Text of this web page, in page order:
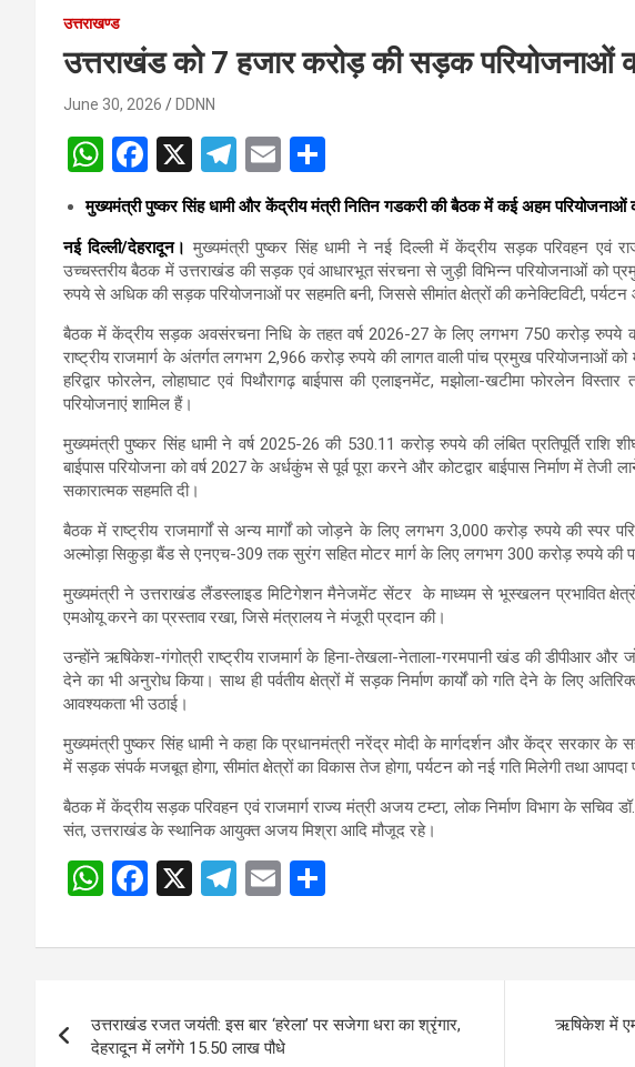
उत्तराखण्ड
उत्तराखंड को 7 हजार करोड़ की सड़क परियोजनाओं
June 30, 2026 DDNN
W
h
at
s
A
p
p
F
ce
b
o
o
k
X
T
el
e
gr
a
m
E
m
ail
h
ar
e
मुख्यमंत्री पुष्कर सिंह धामी और केंद्रीय मंत्री नितिन गडकरी की बैठक में कई अहम परियोजनाओं
नई दिल्ली/देहरादून।मुख्यमंत्री पुष्कर सिंह धामी ने नई दिल्ली में केंद्रीय सड़क परिवहन एवं
उच्चस्तरीय बैठक में उत्तराखंड की सड़क एवं आधारभूत संरचना से जुड़ी विभिन्न परियोजनाओं को
रुपये से अधिक की सड़क परियोजनाओं पर सहमति बनी, जिससे सीमांत क्षेत्रों की कनेक्टिविटी,
बैठक में केंद्रीय सड़क अवसंरचना निधि के तहत वर्ष 2026-27 के लिए लगभग 750 करोड़ रुपये की
राष्ट्रीय राजमार्ग के अंतर्गत लगभग 2,966 करोड़ रुपये की लागत वाली पांच प्रमुख परियोजनाओं
हरिद्वार फोरलेन, लोहाघाट एवं पिथौरागढ़ बाईपास की एलाइनमेंट, मझोला-खटीमा फोरलेन
परियोजनाएं शामिल हैं।
मुख्यमंत्री पुष्कर सिंह धामी ने वर्ष 2025-26 की 530.11 करोड़ रुपये की लंबित प्रतिपूर्ति राशि
बाईपास परियोजना को वर्ष 2027 के अर्धकुंभ से पूर्व पूरा करने और कोटद्वार बाईपास निर्माण में
सकारात्मक सहमति दी।
बैठक में राष्ट्रीय राजमार्गों से अन्य मार्गों को जोड़ने के लिए लगभग 3,000 करोड़ रुपये की स्पर
अल्मोड़ा सिकुड़ा बैंड से एनएच-309 तक सुरंग सहित मोटर मार्ग के लिए लगभग 300 करोड़ रुपये की
मुख्यमंत्री ने उत्तराखंड लैंडस्लाइड मिटिगेशन मैनेजमेंट सेंटर के माध्यम से भूस्खलन प्रभावित
एमओयू करने का प्रस्ताव रखा, जिसे मंत्रालय ने मंजूरी प्रदान की।
उन्होंने ऋषिकेश-गंगोत्री राष्ट्रीय राजमार्ग के हिना-तेखला-नेताला-गरमपानी खंड की डीपीआर और
देने का भी अनुरोध किया। साथ ही पर्वतीय क्षेत्रों में सड़क निर्माण कार्यों को गति देने के लिए
आवश्यकता भी उठाई।
मुख्यमंत्री पुष्कर सिंह धामी ने कहा कि प्रधानमंत्री नरेंद्र मोदी के मार्गदर्शन और केंद्र सरकार
में सड़क संपर्क मजबूत होगा, सीमांत क्षेत्रों का विकास तेज होगा, पर्यटन को नई गति मिलेगी तथा
बैठक में केंद्रीय सड़क परिवहन एवं राजमार्ग राज्य मंत्री अजय टम्टा, लोक निर्माण विभाग के
संत, उत्तराखंड के स्थानिक आयुक्त अजय मिश्रा आदि मौजूद रहे।
Post
W
at
A
p
F
ce
o
o
X
T
e
a
m
E
ail ar
navigation
उत्तराखंड रजत जयंती: इस बार ‘हरेला’ पर सजेगा धरा का श्रृंगार,
देहरादून में लगेंगे 15.50 लाख पौधे
ऋषिकेश में